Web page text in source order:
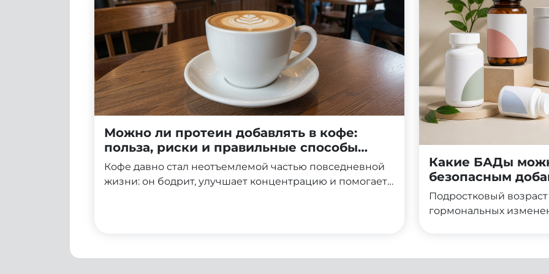
Можно ли протеин добавлять в кофе:
польза, риски и правильные способы
приготовления
Кофе давно стал неотъемлемой частью повседневной
жизни: он бодрит, улучшает концентрацию и помогает
Какие БАДы
безопасным
Подростковый
гормональных